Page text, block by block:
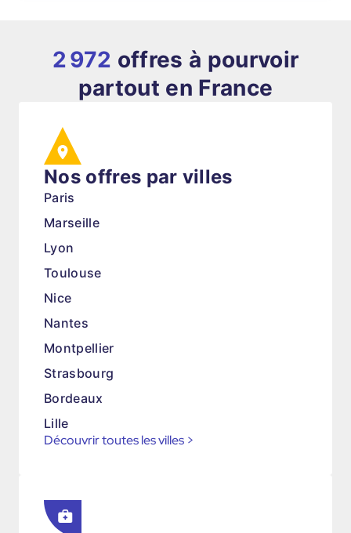
2 972 offres à pourvoir
partout en France
Nos offres par villes
Paris
Marseille
Lyon
Toulouse
Nice
Nantes
Montpellier
Strasbourg
Bordeaux
Lille
Découvrir toutes les villes >